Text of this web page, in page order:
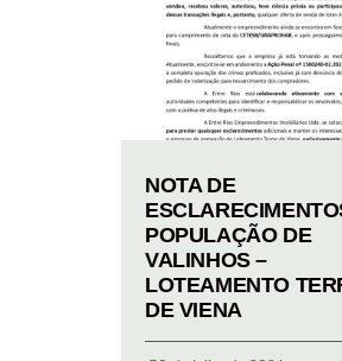
NOTA DE
POPULAÇÃO DE
VALINHOS –
LOTEAMENTO
DE VIENA